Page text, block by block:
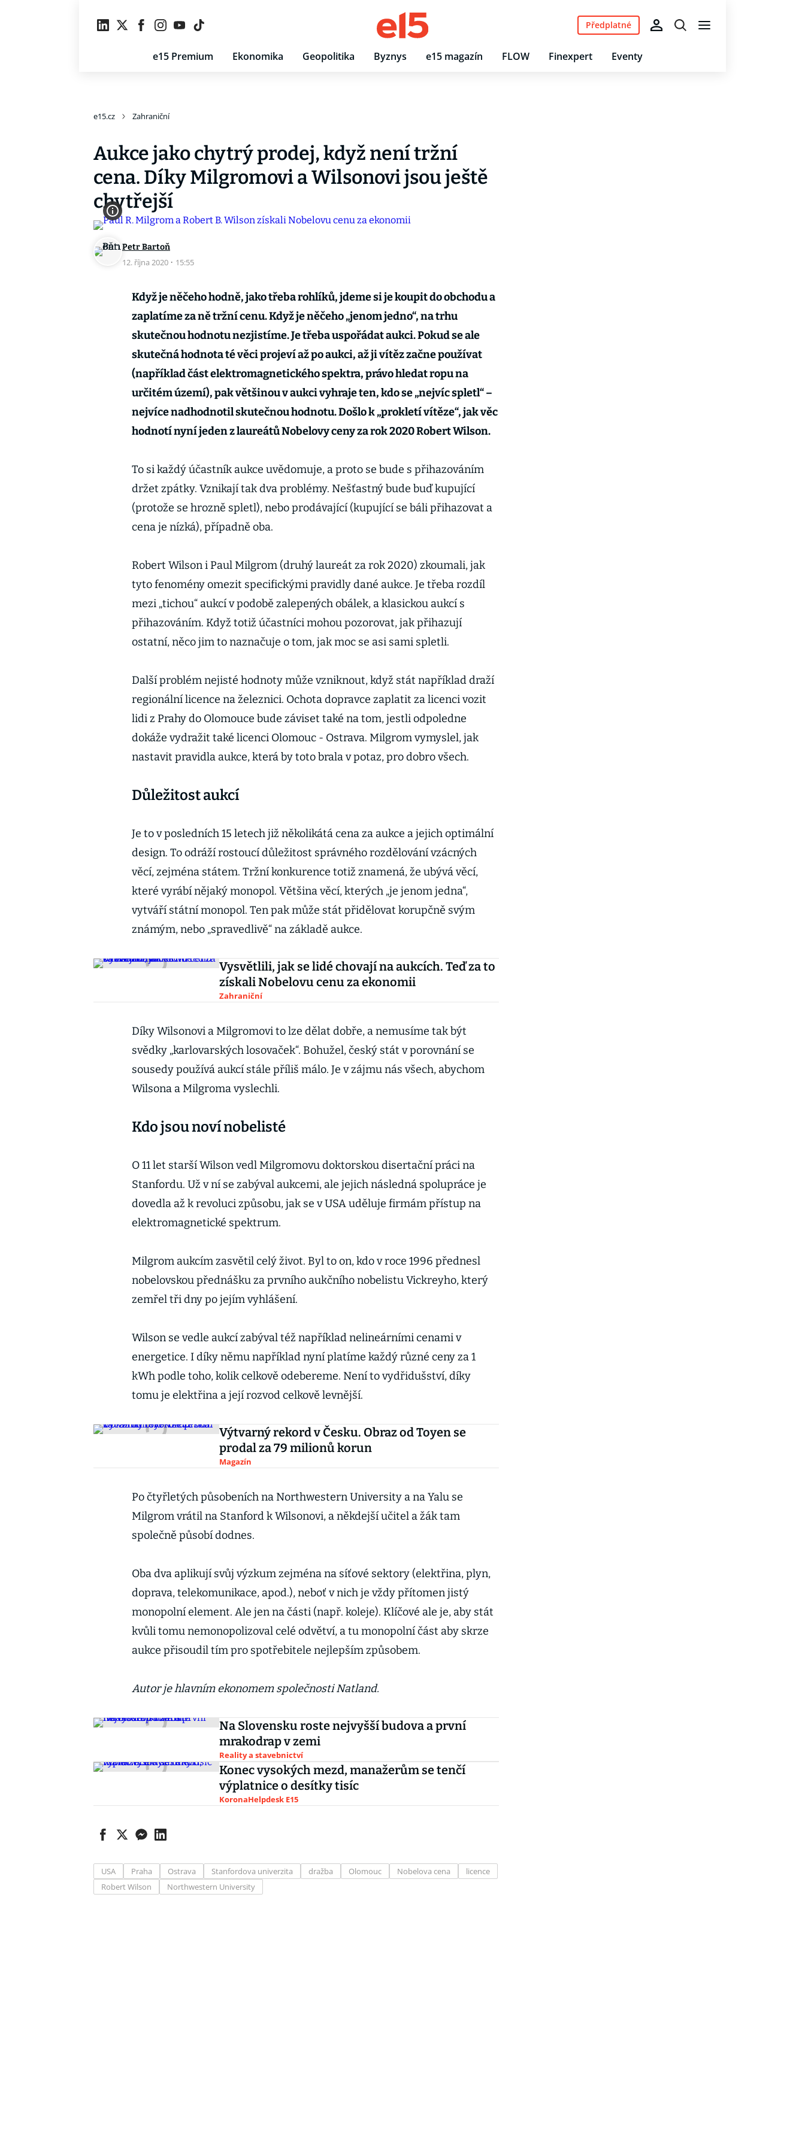
e15 Premium Ekonomika Geopolitika Byznys e15 magazín FLOW Finexpert Eventy
Předplatné
e15.cz Zahraniční
Aukce jako chytrý prodej, když není tržní
cena. Díky Milgromovi a Wilsonovi jsou ještě
chytřejší
Petr Bartoň
12. října 2020 · 15:55
Když je něčeho hodně, jako třeba rohlíků, jdeme si je koupit do obchodu a
zaplatíme za ně tržní cenu. Když je něčeho „jenom jedno“, na trhu
skutečnou hodnotu nezjistíme. Je třeba uspořádat aukci. Pokud se ale
skutečná hodnota té věci projeví až po aukci, až ji vítěz začne používat
(například část elektromagnetického spektra, právo hledat ropu na
určitém území), pak většinou v aukci vyhraje ten, kdo se „nejvíc spletl“ –
nejvíce nadhodnotil skutečnou hodnotu. Došlo k „prokletí vítěze“, jak věc
hodnotí nyní jeden z laureátů Nobelovy ceny za rok 2020 Robert Wilson.
To si každý účastník aukce uvědomuje, a proto se bude s přihazováním
držet zpátky. Vznikají tak dva problémy. Nešťastný bude buď kupující
(protože se hrozně spletl), nebo prodávající (kupující se báli přihazovat a
cena je nízká), případně oba.
Robert Wilson i Paul Milgrom (druhý laureát za rok 2020) zkoumali, jak
tyto fenomény omezit specifickými pravidly dané aukce. Je třeba rozdíl
mezi „tichou“ aukcí v podobě zalepených obálek, a klasickou aukcí s
přihazováním. Když totiž účastníci mohou pozorovat, jak přihazují
ostatní, něco jim to naznačuje o tom, jak moc se asi sami spletli.
Další problém nejisté hodnoty může vzniknout, když stát například draží
regionální licence na železnici. Ochota dopravce zaplatit za licenci vozit
lidi z Prahy do Olomouce bude záviset také na tom, jestli odpoledne
dokáže vydražit také licenci Olomouc - Ostrava. Milgrom vymyslel, jak
nastavit pravidla aukce, která by toto brala v potaz, pro dobro všech.
Důležitost aukcí
Je to v posledních 15 letech již několikátá cena za aukce a jejich optimální
design. To odráží rostoucí důležitost správného rozdělování vzácných
věcí, zejména státem. Tržní konkurence totiž znamená, že ubývá věcí,
které vyrábí nějaký monopol. Většina věcí, kterých „je jenom jedna“,
vytváří státní monopol. Ten pak může stát přidělovat korupčně svým
známým, nebo „spravedlivě“ na základě aukce.
Vysvětlili, jak se lidé chovají na aukcích. Teď za to
získali Nobelovu cenu za ekonomii
Zahraniční
Díky Wilsonovi a Milgromovi to lze dělat dobře, a nemusíme tak být
svědky „karlovarských losovaček“. Bohužel, český stát v porovnání se
sousedy používá aukcí stále příliš málo. Je v zájmu nás všech, abychom
Wilsona a Milgroma vyslechli.
Kdo jsou noví nobelisté
O 11 let starší Wilson vedl Milgromovu doktorskou disertační práci na
Stanfordu. Už v ní se zabýval aukcemi, ale jejich následná spolupráce je
dovedla až k revoluci způsobu, jak se v USA uděluje firmám přístup na
elektromagnetické spektrum.
Milgrom aukcím zasvětil celý život. Byl to on, kdo v roce 1996 přednesl
nobelovskou přednášku za prvního aukčního nobelistu Vickreyho, který
zemřel tři dny po jejím vyhlášení.
Wilson se vedle aukcí zabýval též například nelineárními cenami v
energetice. I díky němu například nyní platíme každý různé ceny za 1
kWh podle toho, kolik celkově odebereme. Není to vydřidušství, díky
tomu je elektřina a její rozvod celkově levnější.
Výtvarný rekord v Česku. Obraz od Toyen se
prodal za 79 milionů korun
Magazín
Po čtyřletých působeních na Northwestern University a na Yalu se
Milgrom vrátil na Stanford k Wilsonovi, a někdejší učitel a žák tam
společně působí dodnes.
Oba dva aplikují svůj výzkum zejména na síťové sektory (elektřina, plyn,
doprava, telekomunikace, apod.), neboť v nich je vždy přítomen jistý
monopolní element. Ale jen na části (např. koleje). Klíčové ale je, aby stát
kvůli tomu nemonopolizoval celé odvětví, a tu monopolní část aby skrze
aukce přisoudil tím pro spotřebitele nejlepším způsobem.
Autor je hlavním ekonomem společnosti Natland.
Na Slovensku roste nejvyšší budova a první
mrakodrap v zemi
Reality a stavebnictví
Konec vysokých mezd, manažerům se tenčí
výplatnice o desítky tisíc
KoronaHelpdesk E15
USA Praha Ostrava Stanfordova univerzita dražba Olomouc Nobelova cena
licence
Robert Wilson
Northwestern University